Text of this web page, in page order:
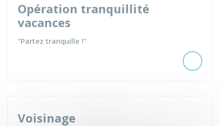
Opération tranquillité
vacances
"Partez tranquille !"
Voisinage